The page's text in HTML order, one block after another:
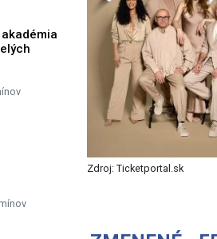
Zdroj: Ticketportal.sk